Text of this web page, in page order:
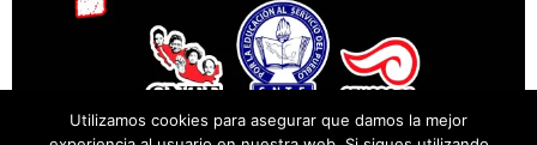
Utilizamos cookies para asegurar que damos la mejor